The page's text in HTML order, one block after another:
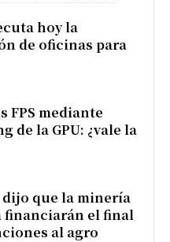
hoy la
de oficinas para
FPS mediante
de la GPU: ¿vale la
dijo que la minería
financiarán el final
al agro